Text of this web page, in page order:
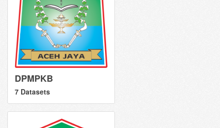
DPMPKB
7 Datasets